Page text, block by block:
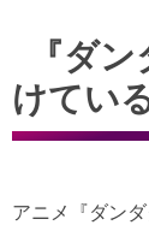
『ダ
けてい
アニメ『ダン